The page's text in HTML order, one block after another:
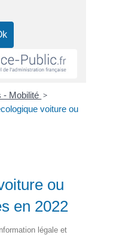
- Mobilité >
voiture ou
ou
en 2022
légale et